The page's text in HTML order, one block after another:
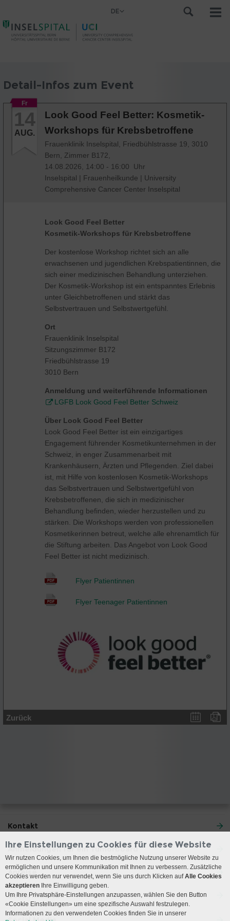
DE
Detail-Infos zum Event
Fr
14
AUG.
Look Good Feel Better: Kosmetik-
Workshops für Krebsbetroffene
Frauenklinik Inselspital, Friedbühlstrasse 19, 3010
Bern, Zimmer B172,
14.08.2026, 14:00 - 16:00 Uhr
Inselspital | Frauenheilkunde | University
Comprehensive Cancer Center Inselspital
Look Good Feel Better
Kosmetik-Workshops für Krebsbetroffene
Der kostenlose Workshop richtet sich an alle
erwachsenen und jugendlichen Krebspatientinnen, die
sich einer medizinischen Behandlung unterziehen.
Der Kosmetik-Workshop ist ein entspanntes Erlebnis
unter Gleichbetroffenen und stärkt das
Selbstvertrauen und Selbstwertgefühl.
Ort
Frauenklinik Inselspital
Sitzungszimmer B172
Friedbühlstrasse 19
3010 Bern
Anmeldung und weiterführende Informationen
LGFB Look Good Feel Better Schweiz
Über Look Good Feel Better
Look Good Feel Better ist ein einzigartiges
Engagement führender Kosmetikunternehmen in der
Schweiz, in enger Zusammenarbeit mit
Krankenhäusern, Ärzten und Pflegenden. Ziel dabei
ist, mit Hilfe von kostenlosen Kosmetik-Workshops
das Selbstvertrauen und Selbstwertgefühl von
Krebsbetroffenen, die sich in medizinischer
Behandlung befinden, wieder herzustellen und zu
stärken. Die Workshops werden von professionellen
Kosmetikerinnen betreut, welche alle ehrenamtlich für
die Stiftung arbeiten. Das Angebot von Look Good
Feel Better ist nicht medizinisch.
Flyer Patientinnen
Flyer Teenager Patientinnen
Zurück
Kontakt
Anmeldungen für ein Tumorboard
Anreise
Besuchszeiten
Ihre Einstellungen zu Cookies für diese Website
Wir nutzen Cookies, um Ihnen die bestmögliche Nutzung unserer Website zu
ermöglichen und unsere Kommunikation mit Ihnen zu verbessern. Zusätzliche
Cookies werden nur verwendet, wenn Sie uns durch Klicken aufAlle Cookies
akzeptieren Ihre Einwilligung geben.
Um Ihre Privatsphäre-Einstellungen anzupassen, wählen Sie den Button
«Cookie Einstellungen» um eine spezifische Auswahl festzulegen.
Informationen zu den verwendeten Cookies finden Sie in unserer